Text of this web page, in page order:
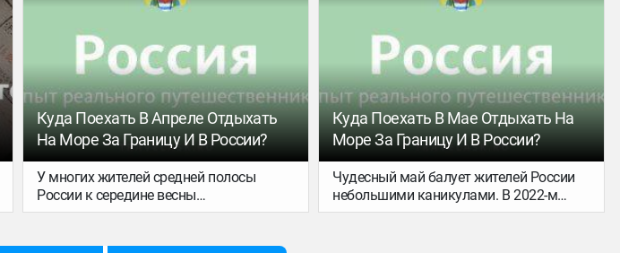
Куда Поехать В Апреле Отдыхать
На Море За Границу И В России?
У многих жителей средней полосы
России к середине весны
накапливается усталость от снежной
тепла и солнца. Море в апреле не везде
Куда Поехать В Мае Отдыхать На
Море За Границу И В России?
Чудесный май балует жителей России
небольшими каникулами. В 2022-м
отдыхаем с 1 по 3 (воскресенье–